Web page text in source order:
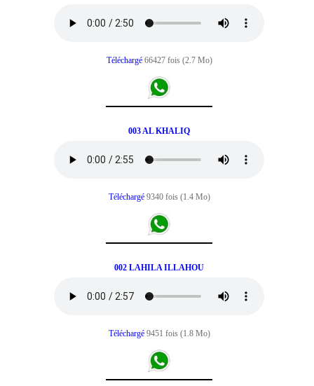
Téléchargé 66427 fois (2.7 Mo)
003 AL KHALIQ
Téléchargé 9340 fois (1.4 Mo)
002 LAHILA ILLAHOU
Téléchargé 9451 fois (1.8 Mo)